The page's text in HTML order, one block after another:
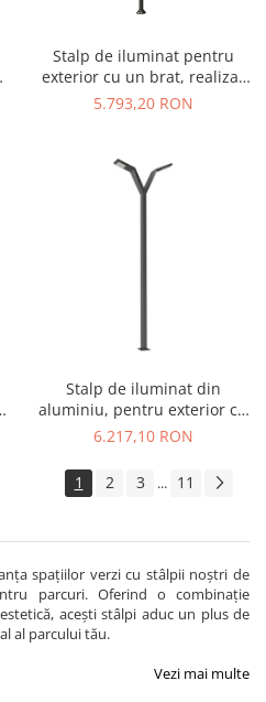
Stalp de iluminat pentru
exterior cu un brat, realizat
din aluminiu si bec LED -
5.793,20 RON
Stalp de iluminat din
aluminiu, pentru exterior cu
doua brate si bec LED - A4019
6.217,10 RON
1 2 3 ... 11
spațiilor verzi cu stâlpii noștri de
parcuri. Oferind o combinație
acești stâlpi aduc un plus de
al parcului tău.
Vezi mai multe